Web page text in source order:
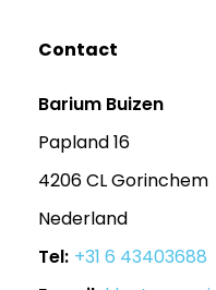
Contact
Barium Buizen
Papland 16
4206 CL Gorinchem
Nederland
Tel: +31 6 43403688